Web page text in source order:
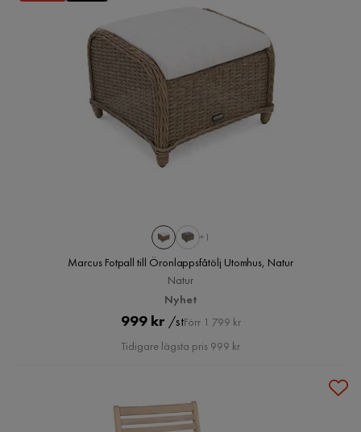
+1
Marcus Fotpall till Öronlappsfåtölj Utomhus, Natur
Natur
Nyhet
Pris
999 kr /stOriginal
Pris
Förr 1 799 kr
Tidigare lägsta pris 999 kr